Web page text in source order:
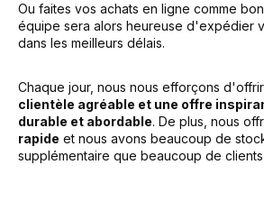
Ou faites vos achats en ligne comme
équipe sera alors heureuse d'expédier
dans les meilleurs délais.
Chaque jour, nous nous efforçons
clientèle agréable et une offre
durable et abordable. De plus, nous
rapide et nous avons beaucoup de
supplémentaire que beaucoup de